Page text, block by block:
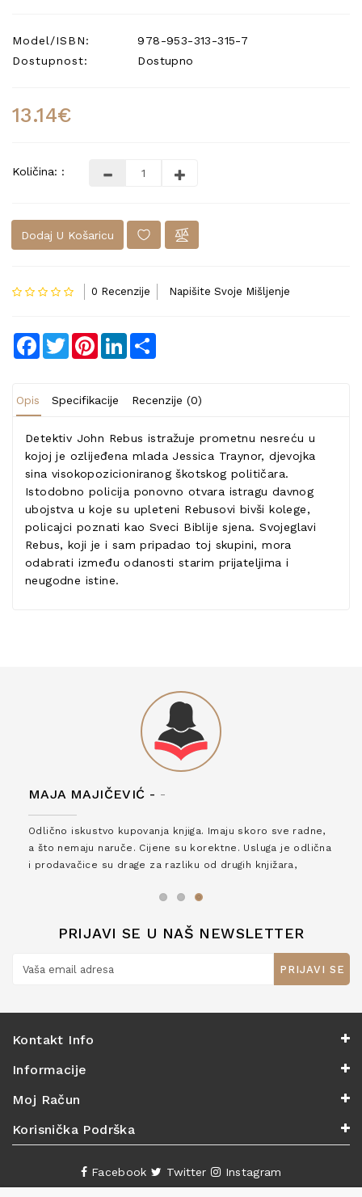
Model/ISBN:
978-953-313-315-7
Dostupnost:
Dostupno
13.14€
Količina: :
Dodaj U Košaricu
0 Recenzije Napišite Svoje Mišljenje
Facebook
TwitterPinterestLinkedIn
Opis Specifikacije Recenzije (0)
Detektiv John Rebus istražuje prometnu nesreću u
kojoj je ozlijeđena mlada Jessica Traynor, djevojka
sina visokopozicioniranog škotskog političara.
Istodobno policija ponovno otvara istragu davnog
ubojstva u koje su upleteni Rebusovi bivši kolege,
policajci poznati kao Sveci Biblije sjena. Svojeglavi
Rebus, koji je i sam pripadao toj skupini, mora
odabrati između odanosti starim prijateljima i
neugodne istine.
MAJA MAJIČEVIĆ - -
Odlično iskustvo kupovanja knjiga. Imaju skoro sve radne,
a što nemaju naruče. Cijene su korektne. Usluga je odlična
i prodavačice su drage za razliku od drugih knjižara,
PRIJAVI SE U NAŠ NEWSLETTER
PRIJAVI SE
Kontakt Info
Informacije
Moj Račun
Korisnička Podrška
Facebook Twitter Instagram